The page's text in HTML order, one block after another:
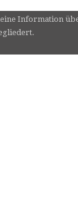
Information